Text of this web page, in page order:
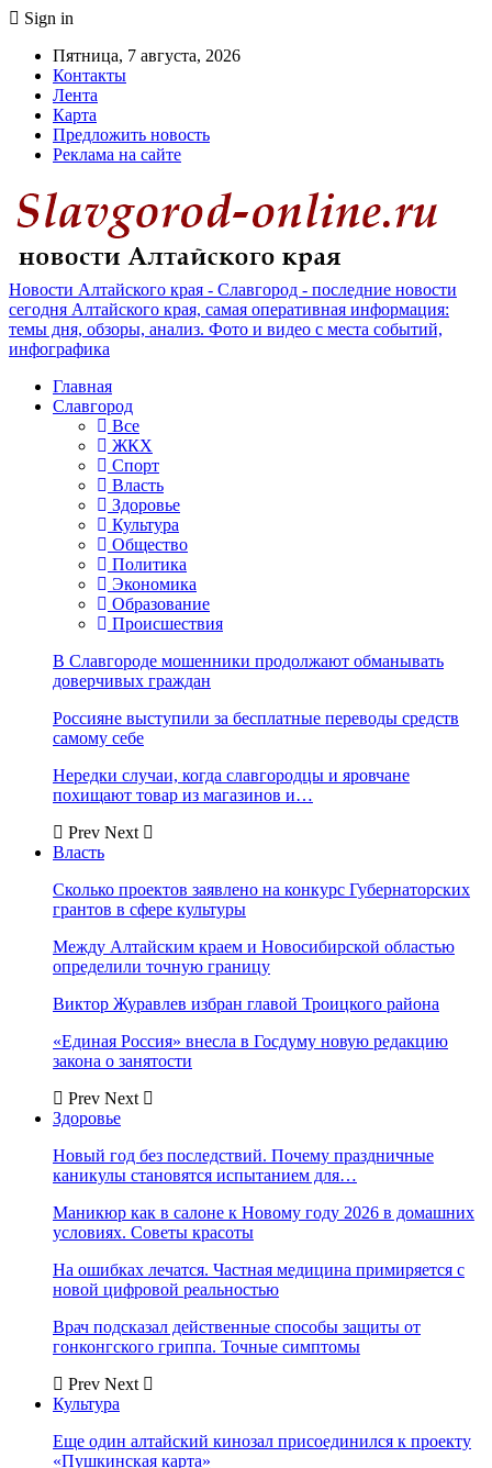
Sign in
Пятница, 7 августа, 2026
Контакты
Лента
Карта
Предложить новость
Реклама на сайте
Новости Алтайского края - Славгород - последние новости
сегодня Алтайского края, самая оперативная информация:
темы дня, обзоры, анализ. Фото и видео с места событий,
инфографика
Главная
Славгород
Все
ЖКХ
Спорт
Власть
Здоровье
Культура
Общество
Политика
Экономика
Образование
Происшествия
В Славгороде мошенники продолжают обманывать
доверчивых граждан
Россияне выступили за бесплатные переводы средств
самому себе
Нередки случаи, когда славгородцы и яровчане
похищают товар из магазинов и…
Prev Next
Власть
Сколько проектов заявлено на конкурс Губернаторских
грантов в сфере культуры
Между Алтайским краем и Новосибирской областью
определили точную границу
Виктор Журавлев избран главой Троицкого района
«Единая Россия» внесла в Госдуму новую редакцию
закона о занятости
Prev Next
Здоровье
Новый год без последствий. Почему праздничные
каникулы становятся испытанием для…
Маникюр как в салоне к Новому году 2026 в домашних
условиях. Советы красоты
На ошибках лечатся. Частная медицина примиряется с
новой цифровой реальностью
Врач подсказал действенные способы защиты от
гонконгского гриппа. Точные симптомы
Prev Next
Культура
Еще один алтайский кинозал присоединился к проекту
«Пушкинская карта»